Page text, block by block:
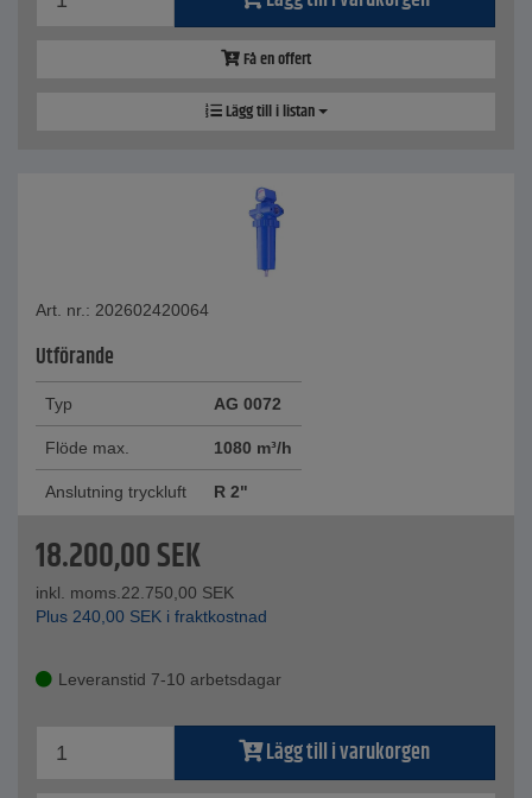
Få en offert
Lägg till i listan
Art. nr.: 202602420064
Utförande
Typ AG 0072
Flöde max. 1080 m³/h
Anslutning tryckluft R 2"
18.200,00SEK
inkl. moms.22.750,00 SEK
Plus 240,00 SEK i fraktkostnad
Leveranstid 7-10 arbetsdagar
Lägg till i varukorgen